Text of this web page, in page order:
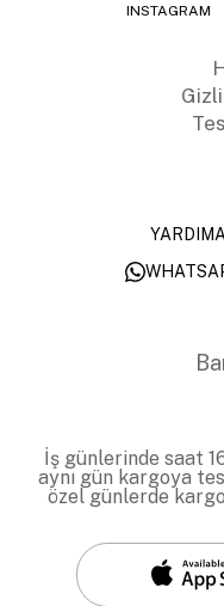
INSTAGRAM
İş günlerinde saat
aynı gün kargoya
özel günlerde